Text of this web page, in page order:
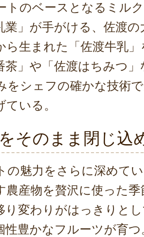
トのベースとなるミル
業」が手がける、佐渡
ら生まれた「佐渡牛乳
茶」や「佐渡はちみつ
をシェフの確かな技術
いる。
そのまま閉じ込
の魅力をさらに深めて
農産物を贅沢に使った
り変わりがはっきりと
性豊かなフルーツが育